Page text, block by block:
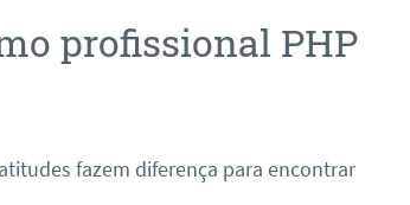
profissional PHP
fazem diferença para encontrar